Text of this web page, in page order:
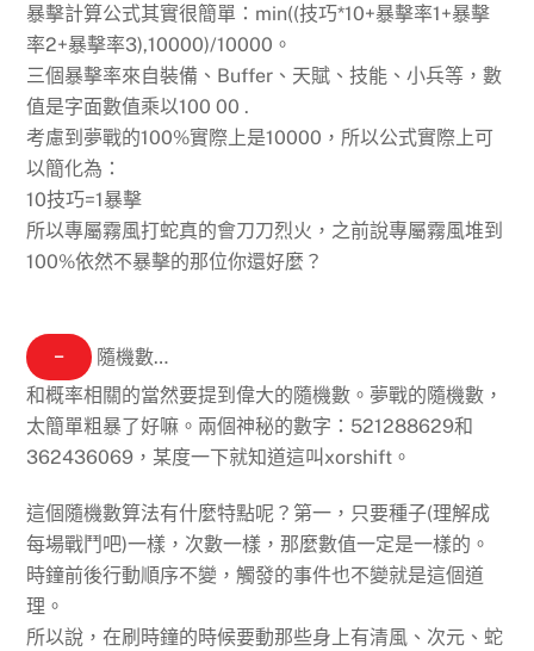
暴擊計算公式其實很簡單： min((技巧*10+暴擊率1+暴擊
率2+暴擊率3),10000)/10000 。
三個暴擊率來自裝備、Buffer、天賦、技能、小兵等，數
值是字面數值乘以10000 .
考慮到夢戰的100%實際上是10000，所以公式實際上可
以簡化為：
10技巧=1暴擊
所以專屬霧風打蛇真的會刀刀烈火，之前說專屬霧風堆到
100%依然不暴擊的那位你還好麼？
−
隨機數…
和概率相關的當然要提到偉大的隨機數。夢戰的隨機數，
太簡單粗暴了好嘛。兩個神秘的數字：521288629和
362436069，某度一下就知道這叫xorshift。
這個隨機數算法有什麼特點呢？第一，只要種子(理解成
每場戰鬥吧)一樣，次數一樣，那麼數值一定是一樣的。
時鐘前後行動順序不變，觸發的事件也不變就是這個道
理。
所以說，在刷時鐘的時候要動那些身上有清風、次元、蛇